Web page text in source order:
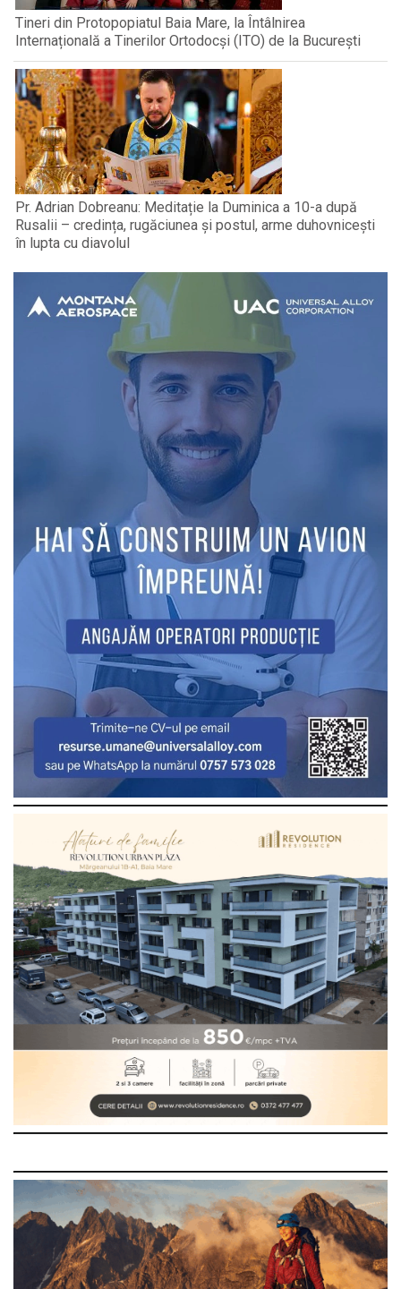
Tineri din Protopopiatul Baia Mare, la Întâlnirea
Internațională a Tinerilor Ortodocși (ITO) de la București
Pr. Adrian Dobreanu: Meditație la Duminica a 10-a după
Rusalii – credința, rugăciunea și postul, arme duhovnicești
în lupta cu diavolul